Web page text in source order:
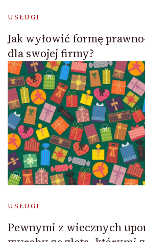
USŁUGI
Jak wyłowić formę
dla swojej firmy?
USŁUGI
Pewnymi z wiecznych